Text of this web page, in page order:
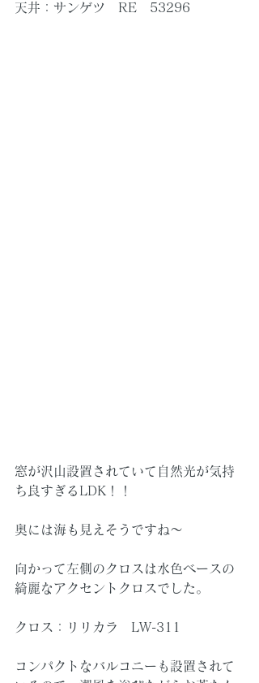
天井：サンゲツ　RE　53296
窓が沢山設置されていて自然光が気持
ち良すぎるLDK！！
奥には海も見えそうですね～
向かって左側のクロスは水色ベースの
綺麗なアクセントクロスでした。
クロス：リリカラ　LW-311
コンパクトなバルコニーも設置されて